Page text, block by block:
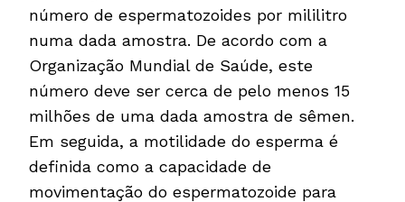
número de espermatozoides por mililitro
numa dada amostra. De acordo com a
Organização Mundial de Saúde, este
número deve ser cerca de pelo menos 15
milhões de uma dada amostra de sêmen.
Em seguida, a motilidade do esperma é
definida como a capacidade de
movimentação do espermatozoide para